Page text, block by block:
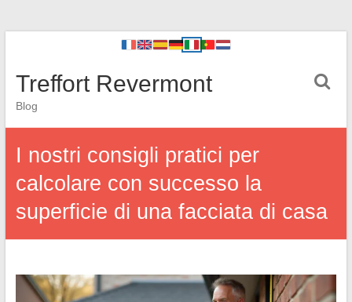
Treffort Revermont
Blog
I nostri consigli pratici per
calcolare con successo la
superficie di una facciata di casa